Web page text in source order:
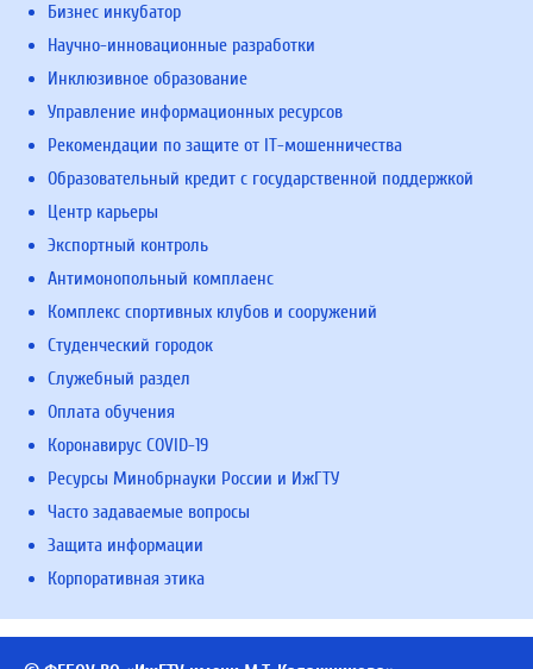
Бизнес инкубатор
Научно-инновационные разработки
Инклюзивное образование
Управление информационных ресурсов
Рекомендации по защите от IT-мошенничества
Образовательный кредит с государственной поддержкой
Центр карьеры
Экспортный контроль
Антимонопольный комплаенс
Комплекс спортивных клубов и сооружений
Студенческий городок
Служебный раздел
Оплата обучения
Коронавирус COVID-19
Ресурсы Минобрнауки России и ИжГТУ
Часто задаваемые вопросы
Защита информации
Корпоративная этика